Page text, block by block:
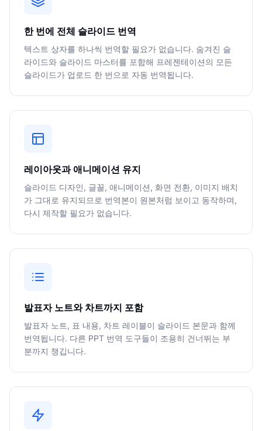
한 번에 전체 슬라이드 번역
텍스트 상자를 하나씩 번역할 필요가 없습니다. 숨겨진 슬
라이드와 슬라이드 마스터를 포함해 프레젠테이션의 모든
슬라이드가 업로드 한 번으로 자동 번역됩니다.
레이아웃과 애니메이션 유지
슬라이드 디자인, 글꼴, 애니메이션, 화면 전환, 이미지 배치
가 그대로 유지되므로 번역본이 원본처럼 보이고 동작하며,
다시 제작할 필요가 없습니다.
발표자 노트와 차트까지 포함
발표자 노트, 표 내용, 차트 레이블이 슬라이드 본문과 함께
번역됩니다. 다른 PPT 번역 도구들이 조용히 건너뛰는 부
분까지 챙깁니다.